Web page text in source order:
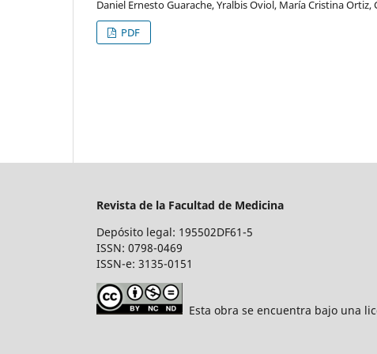
Daniel Ernesto Guarache, Yralbis Oviol, María Cristina
PDF
Revista de la Facultad de Medicina
Depósito legal: 195502DF61-5
ISSN: 0798-0469
ISSN-e: 3135-0151
Esta obra se encuentra bajo una